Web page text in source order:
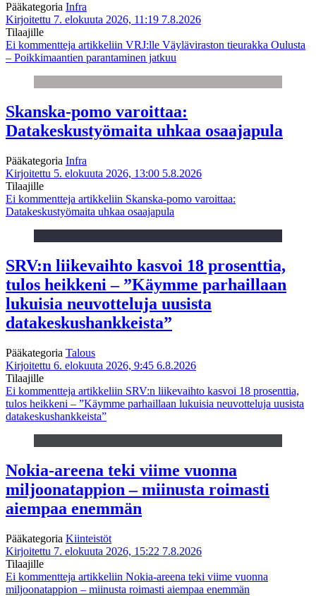
Pääkategoria Infra
Kirjoitettu 7. elokuuta 2026, 11:19 7.8.2026
Tilaajille
Ei kommentteja artikkeliin VRJ:lle Väyläviraston tieurakka Oulusta
– Poikkimaantien parantaminen jatkuu
Skanska-pomo varoittaa:
Datakeskustyömaita uhkaa osaajapula
Pääkategoria Infra
Kirjoitettu 5. elokuuta 2026, 13:00 5.8.2026
Tilaajille
Ei kommentteja artikkeliin Skanska-pomo varoittaa:
Datakeskustyömaita uhkaa osaajapula
SRV:n liikevaihto kasvoi 18 prosenttia,
tulos heikkeni – ”Käymme parhaillaan
lukuisia neuvotteluja uusista
datakeskushankkeista”
Pääkategoria Talous
Kirjoitettu 6. elokuuta 2026, 9:45 6.8.2026
Tilaajille
Ei kommentteja artikkeliin SRV:n liikevaihto kasvoi 18 prosenttia,
tulos heikkeni – ”Käymme parhaillaan lukuisia neuvotteluja uusista
datakeskushankkeista”
Nokia-areena teki viime vuonna
miljoonatappion – miinusta roimasti
aiempaa enemmän
Pääkategoria Kiinteistöt
Kirjoitettu 7. elokuuta 2026, 15:22 7.8.2026
Tilaajille
Ei kommentteja artikkeliin Nokia-areena teki viime vuonna
miljoonatappion – miinusta roimasti aiempaa enemmän